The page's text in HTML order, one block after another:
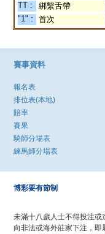
TT : 綁繫舌帶
"1" :
首次
賽事資料
報名表
排位表(本地)
賠率
賽果
騎師分場表
練馬師分場表
博彩要有節制
未滿十八歲人士不得投注或
向非法或海外莊家下注，即